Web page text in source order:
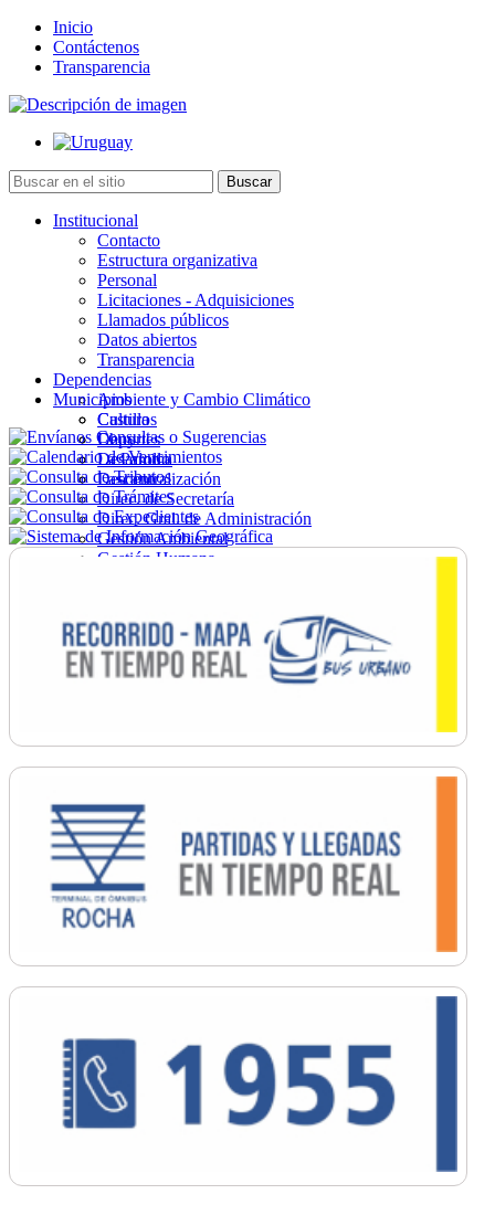
Inicio
Contáctenos
Transparencia
Institucional
Contacto
Estructura organizativa
Personal
Licitaciones - Adquisiciones
Llamados públicos
Datos abiertos
Transparencia
Dependencias
Ambiente y Cambio Climático
Cultura
Deportes
Desarrollo
Descentralización
Direc. de Secretaría
Direc. Gral. de Administración
Gestión Ambiental
Gestión Humana
Ordenamiento
Promoción Social
Salud
Secretaría General
Municipios
Castillos
Chuy
La Paloma
Lascano